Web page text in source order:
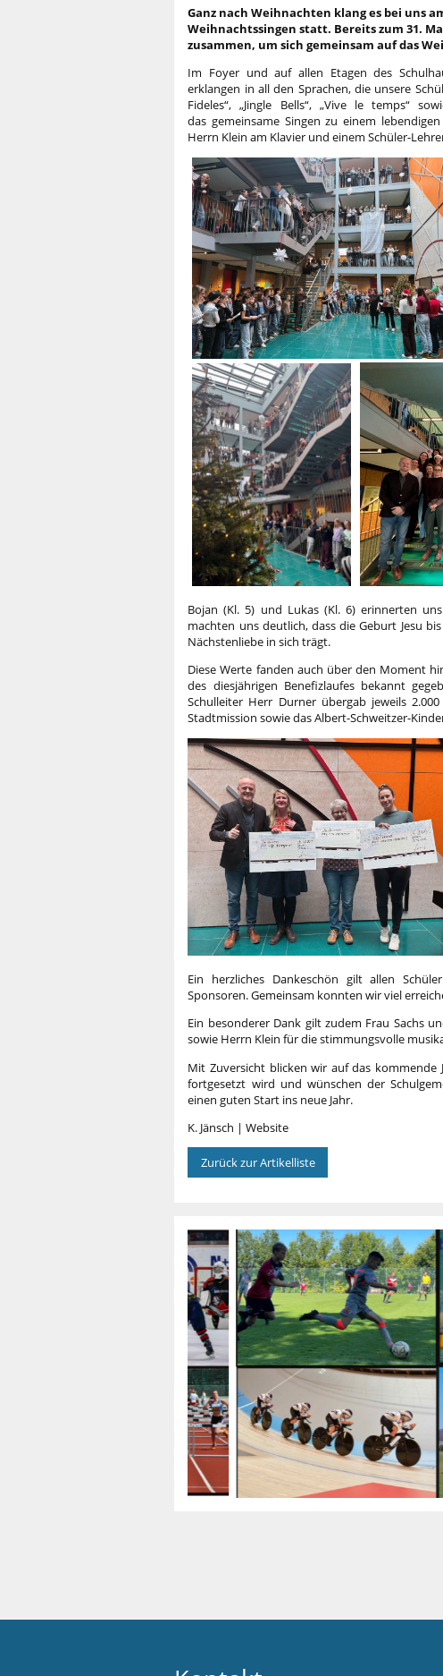
Ganz nach Weihnachten klang es bei uns
Weihnachtssingen statt. Bereits zum 31.
zusammen, um sich gemeinsam auf das
Im Foyer und auf allen Etagen des
erklangen in all den Sprachen, die unsere
Fideles“, „Jingle Bells“, „Vive le temps“
das gemeinsame Singen zu einem
Herrn Klein am Klavier und einem Schüler-
​​​​​​Bojan (Kl. 5) und Lukas (Kl. 6) erinnerten
machten uns deutlich, dass die Geburt Jesu
Nächstenliebe in sich trägt.
Diese Werte fanden auch über den Moment
des diesjährigen Benefizlaufes bekannt
Schulleiter Herr Durner übergab jeweils
Stadtmission sowie das Albert-Schweitzer-
Ein herzliches Dankeschön gilt allen
Sponsoren. Gemeinsam konnten wir viel
Ein besonderer Dank gilt zudem Frau Sachs
sowie Herrn Klein für die stimmungsvolle
Mit Zuversicht blicken wir auf das kommende
fortgesetzt wird und wünschen der
einen guten Start ins neue Jahr.
K. Jänsch | Website
Zurück zur Artikelliste